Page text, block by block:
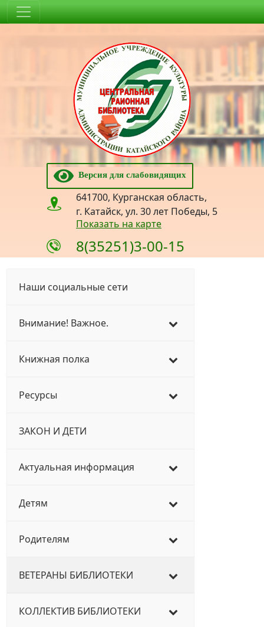
Версия для слабовидящих
641700, Курганская область,
г. Катайск, ул. 30 лет Победы, 5
Показать на карте
8(35251)3-00-15
Наши социальные сети
Внимание! Важное.
Книжная полка
Ресурсы
ЗАКОН И ДЕТИ
Актуальная информация
Детям
Родителям
ВЕТЕРАНЫ БИБЛИОТЕКИ
КОЛЛЕКТИВ БИБЛИОТЕКИ